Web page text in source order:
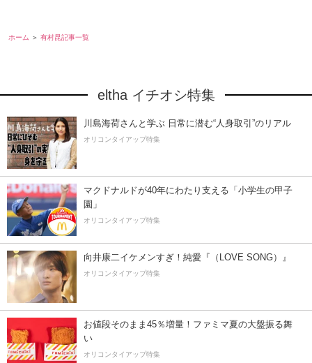
ホーム 有村昆記事一覧
eltha イチオシ特集
川島海荷さんと学ぶ 日常に潜む“人身取引”のリアル
オリコンタイアップ特集
マクドナルドが40年にわたり支える「小学生の甲子
園」
オリコンタイアップ特集
向井康二イケメンすぎ！純愛『（LOVE SONG）』
オリコンタイアップ特集
お値段そのまま45％増量！ファミマ夏の大盤振る舞
い
オリコンタイアップ特集